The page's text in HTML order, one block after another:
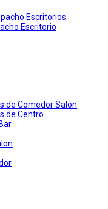
Escritorios
Escritorio
de Comedor Salon
de Centro